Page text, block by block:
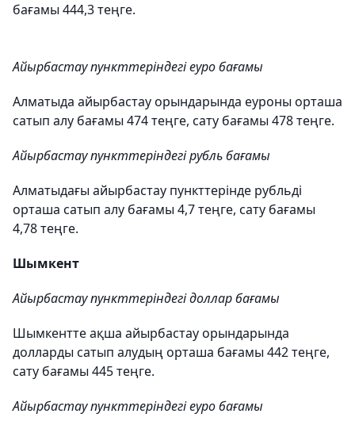
бағамы 444,3 теңге.
Айырбастау пункттеріндегі еуро бағамы
Алматыда айырбастау орындарында еуроны орташа
сатып алу бағамы 474 теңге, сату бағамы 478 теңге.
Айырбастау пункттеріндегі рубль бағамы
Алматыдағы айырбастау пункттерінде рубльді
орташа сатып алу бағамы 4,7 теңге, сату бағамы
4,78 теңге.
Шымкент
Айырбастау пункттеріндегі доллар бағамы
Шымкентте ақша айырбастау орындарында
долларды сатып алудың орташа бағамы 442 теңге,
сату бағамы 445 теңге.
Айырбастау пункттеріндегі еуро бағамы